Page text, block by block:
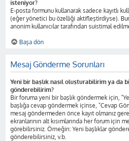
isteniyor?
E-posta formunu kullanarak sadece kayıtlı
(eğer yönetici bu özelliği aktifleştirdiyse).
anonim kullanıcılar tarafından suistimal
Başa dön
Mesaj Gönderme Sorunları
Yeni bir başlık nasıl oluşturabilirim ya da
gönderebilirim?
Bir foruma yeni bir başlık göndermek için,
başlığa cevap göndermek içinse, "Cevap
mesaj göndermeden önce kayıt olmanız
ekranlarının alt kısımlarında her forum için
görebilirsiniz. Örneğin: Yeni başlıklar
gönderebilirsiniz, v.b.